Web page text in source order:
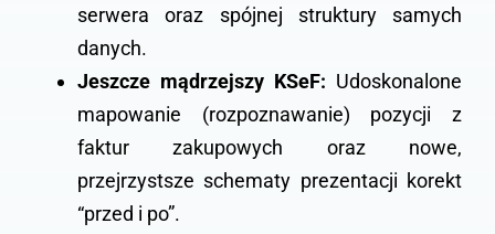
serwera oraz spójnej struktury samych
danych.
Jeszcze mądrzejszy KSeF: Udoskonalone
mapowanie (rozpoznawanie) pozycji z
faktur zakupowych oraz nowe,
przejrzystsze schematy prezentacji korekt
“przed i po”.